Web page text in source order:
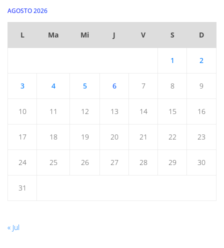
AGOSTO 2026
L Ma Mi J V S D
1 2
3 4 5 6 7 8 9
10 11 12 13 14 15 16
17 18 19 20 21 22 23
24 25 26 27 28 29 30
31
« Jul